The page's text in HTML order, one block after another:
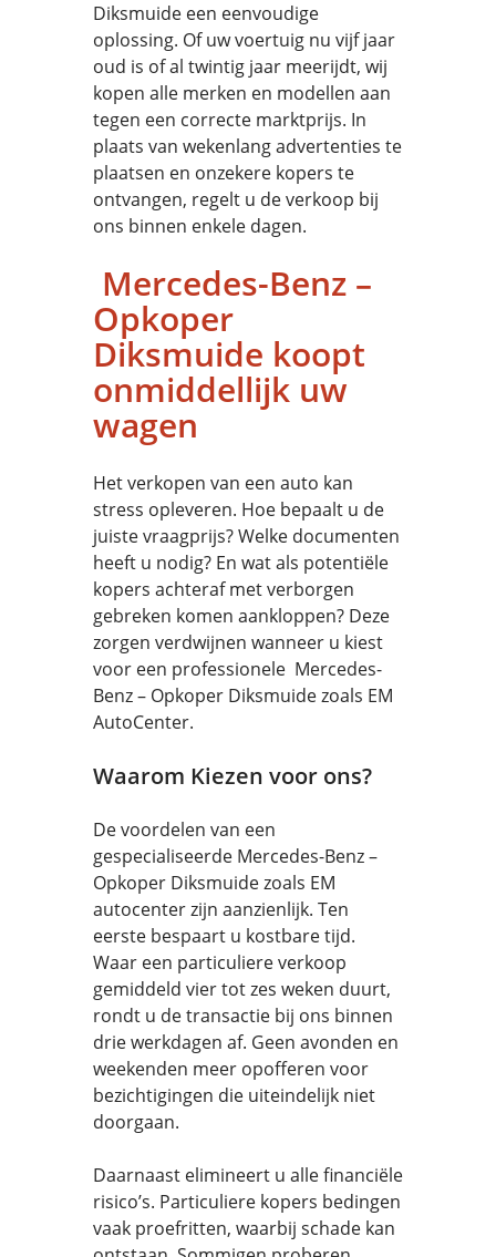
Diksmuide een eenvoudige
oplossing. Of uw voertuig nu vijf jaar
oud is of al twintig jaar meerijdt, wij
kopen alle merken en modellen aan
tegen een correcte marktprijs. In
plaats van wekenlang advertenties te
plaatsen en onzekere kopers te
ontvangen, regelt u de verkoop bij
ons binnen enkele dagen.
Mercedes-Benz –
Opkoper
Diksmuide koopt
onmiddellijk uw
wagen
Het verkopen van een auto kan
stress opleveren. Hoe bepaalt u de
juiste vraagprijs? Welke documenten
heeft u nodig? En wat als potentiële
kopers achteraf met verborgen
gebreken komen aankloppen? Deze
zorgen verdwijnen wanneer u kiest
voor een professionele Mercedes-
Benz – Opkoper Diksmuide zoals EM
AutoCenter.
Waarom Kiezen voor ons?
De voordelen van een
gespecialiseerde Mercedes-Benz –
Opkoper Diksmuide zoals EM
autocenter zijn aanzienlijk. Ten
eerste bespaart u kostbare tijd.
Waar een particuliere verkoop
gemiddeld vier tot zes weken duurt,
rondt u de transactie bij ons binnen
drie werkdagen af. Geen avonden en
weekenden meer opofferen voor
bezichtigingen die uiteindelijk niet
doorgaan.
Daarnaast elimineert u alle financiële
risico’s. Particuliere kopers bedingen
vaak proefritten, waarbij schade kan